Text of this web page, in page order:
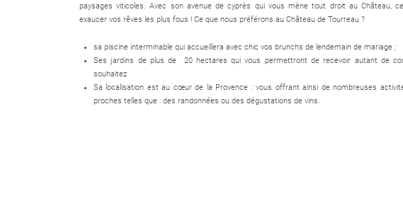
paysages viticoles. Avec son avenue de cyprès qui vous mène tout droit au Château,
exaucer vos rêves les plus fous ! Ce que nous préférons au Château de Tourreau ?
sa piscine interminable qui accueillera avec chic vos brunchs de lendemain de mariage ;
Ses jardins de plus de 20 hectares qui vous permettront de recevoir autant de
souhaitez
Sa localisation est au cœur de la Provence : vous offrant ainsi de nombreuses
proches telles que : des randonnées ou des dégustations de vins.